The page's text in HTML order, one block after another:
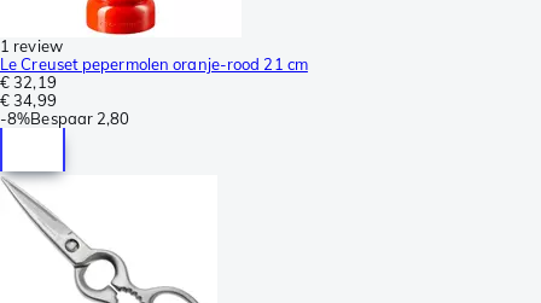
1 review
Le Creuset pepermolen oranje-rood 21 cm
€ 32,19
€ 34,99
-8%Bespaar 2,80